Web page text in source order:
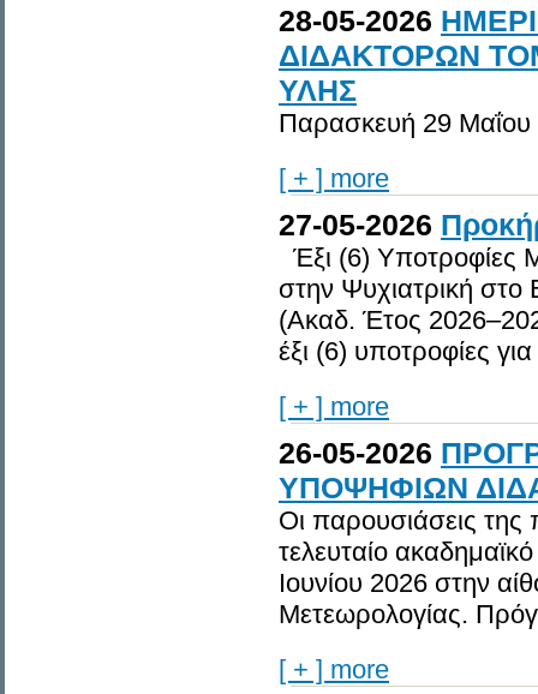
28-05-2026
ΔΙΔΑΚΤΟΡΩΝ
ΥΛΗΣ
Παρασκευή 29 Μαΐου
[ + ] more
27-05-2026
Έξι (6) Υποτροφίες
στην Ψυχιατρική
(Ακαδ. Έτος
έξι (6) υποτροφίες
[ + ] more
26-05-2026
ΥΠΟΨΗΦΙΩΝ
Οι παρουσιάσεις της
τελευταίο
Ιουνίου 2026 στην
Μετεωρολογίας.
[ + ] more